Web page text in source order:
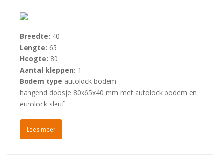
Breedte: 40
Lengte: 65
Hoogte: 80
Aantal kleppen: 1
Bodem type autolock bodem
hangend doosje 80x65x40 mm met autolock bodem en
eurolock sleuf
Lees meer